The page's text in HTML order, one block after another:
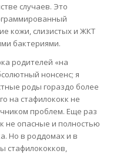
случаев. Это
кожи, слизистых и ЖКТ
бактериями.
родителей «на
нонсенс; я
роды гораздо более
на стафилококк не
проблем. Еще раз
не опасные и полностью
Но в роддомах и в
стафилококков,